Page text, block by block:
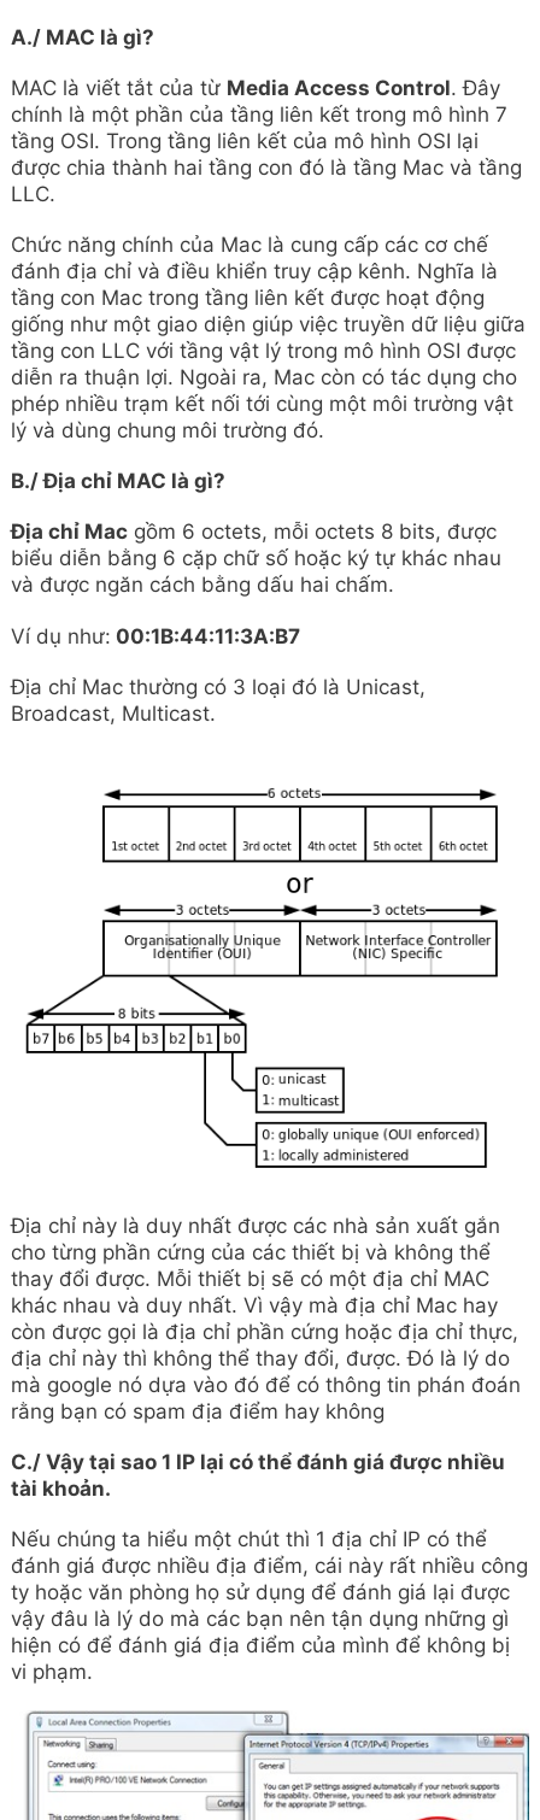
A./ MAC là gì?
MAC là viết tắt của từ Media Access Control. Đây
chính là một phần của tầng liên kết trong mô hình 7
tầng OSI. Trong tầng liên kết của mô hình OSI lại
được chia thành hai tầng con đó là tầng Mac và tầng
LLC.
Chức năng chính của Mac là cung cấp các cơ chế
đánh địa chỉ và điều khiển truy cập kênh. Nghĩa là
tầng con Mac trong tầng liên kết được hoạt động
giống như một giao diện giúp việc truyền dữ liệu giữa
tầng con LLC với tầng vật lý trong mô hình OSI được
diễn ra thuận lợi. Ngoài ra, Mac còn có tác dụng cho
phép nhiều trạm kết nối tới cùng một môi trường vật
lý và dùng chung môi trường đó.
B./ Địa chỉ MAC là gì?
Địa chỉ Mac gồm 6 octets, mỗi octets 8 bits, được
biểu diễn bằng 6 cặp chữ số hoặc ký tự khác nhau
và được ngăn cách bằng dấu hai chấm.
Ví dụ như: 00:1B:44:11:3A:B7
Địa chỉ Mac thường có 3 loại đó là Unicast,
Broadcast, Multicast.
Địa chỉ này là duy nhất được các nhà sản xuất gắn
cho từng phần cứng của các thiết bị và không thể
thay đổi được. Mỗi thiết bị sẽ có một địa chỉ MAC
khác nhau và duy nhất. Vì vậy mà địa chỉ Mac hay
còn được gọi là địa chỉ phần cứng hoặc địa chỉ thực,
địa chỉ này thì không thể thay đổi, được. Đó là lý do
mà google nó dựa vào đó để có thông tin phán đoán
rằng bạn có spam địa điểm hay không
C./ Vậy tại sao 1 IP lại có thể đánh giá được nhiều
tài khoản.
Nếu chúng ta hiểu một chút thì 1 địa chỉ IP có thể
đánh giá được nhiều địa điểm, cái này rất nhiều công
ty hoặc văn phòng họ sử dụng để đánh giá lại được
vậy đâu là lý do mà các bạn nên tận dụng những gì
hiện có để đánh giá địa điểm của mình để không bị
vi phạm.